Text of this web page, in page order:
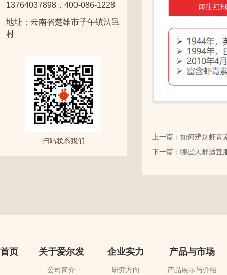
13764037898，400-086-1228
地址：云南省楚雄市子午镇法邑
村
扫码联系我们
上一篇：如何辨别虾青
下一篇：哪些人群适宜
首页 关于爱尔发
公司简介
企业实力
研究方向
产品与市场
产品展示与介绍